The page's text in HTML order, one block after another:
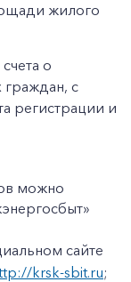
жилого
о
граждан, с
регистрации и
можно
сайте
krsk-sbit.ru;